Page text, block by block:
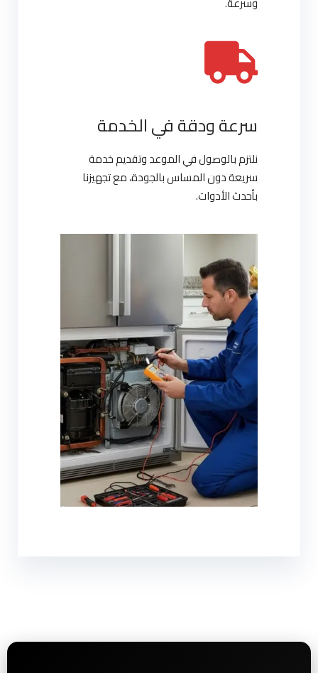
سرعة ودقة في الخدمة
نلتزم بالوصول في الموعد وتقديم خدمة
سريعة دون المساس بالجودة، مع تجهيزنا
بأحدث الأدوات.